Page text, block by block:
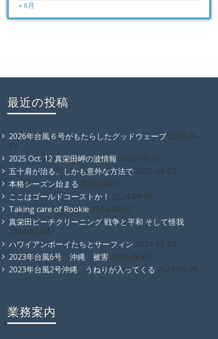
« 6月
最近の投稿
2026年台風６号がもたらしたグッドウェーブ 2026-06-
14
2025 Oct. 12 真栄田岬の波情報 2025-10-21
五十肩が治る、しかも意外な方法で 2025-09-07
本格シーズン始まる 2025-04-10
ここはゴールドコーストか！ 2024-09-09
Taking care of Rookie 2024-08-22
真栄田ビーチクリーニング 戦争と平和 そして怪我
2024-03-04
ハワイアンボーイたちとサーフィン 2024-02-04
2023年台風6号 沖縄 被害 2023-08-07
2023年台風2号沖縄 うねりが入ってくる 2023-05-29
業務案内